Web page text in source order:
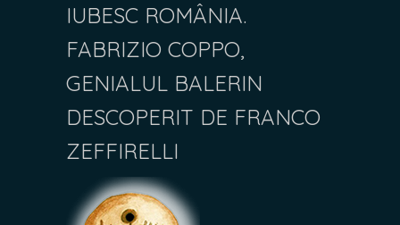
IUBESC ROMÂNIA.
FABRIZIO COPPO,
GENIALUL BALERIN
DESCOPERIT DE FRANCO
ZEFFIRELLI